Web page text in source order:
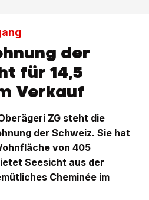
der
für 14,5
Verkauf
ZG steht die
der Schweiz. Sie hat
von 405
Seesicht aus der
Cheminée im